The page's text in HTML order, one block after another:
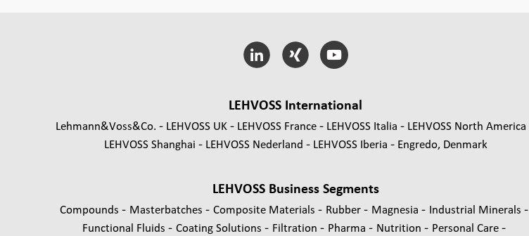
LEHVOSS International
Lehmann&Voss&Co. LEHVOSS UK LEHVOSS France LEHVOSS Italia
LEHVOSS North America
LEHVOSS Shanghai
LEHVOSS Nederland LEHVOSS Iberia Engredo, Denmark
LEHVOSS Business Segments
Compounds - Masterbatches - Composite Materials - Rubber - Magnesia - Industrial Minerals -
Functional Fluids - Coating Solutions - Filtration - Pharma - Nutrition - Personal Care -